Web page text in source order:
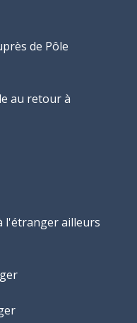
de Pôle
au retour à
l'étranger ailleurs